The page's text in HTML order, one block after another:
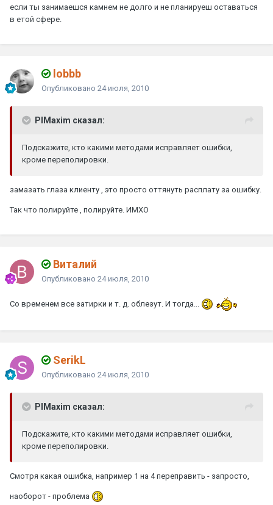
если ты занимаешся камнем не долго и не планируеш оставаться
в етой сфере.
lobbb
Опубликовано 24 июля, 2010
PlMaxim сказал:
Подскажите, кто какими методами исправляет ошибки,
кроме переполировки.
замазать глаза клиенту , это просто оттянуть расплату за ошибку.
Так что полируйте , полируйте. ИМХО
Виталий
Опубликовано 24 июля, 2010
Со временем все затирки и т. д. облезут. И тогда...
SerikL
Опубликовано 24 июля, 2010
PlMaxim сказал:
Подскажите, кто какими методами исправляет ошибки,
кроме переполировки.
Смотря какая ошибка, например 1 на 4 переправить - запросто,
наоборот - проблема